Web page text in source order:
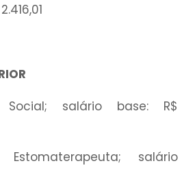
Social; salário base: R$
Estomaterapeuta; salário